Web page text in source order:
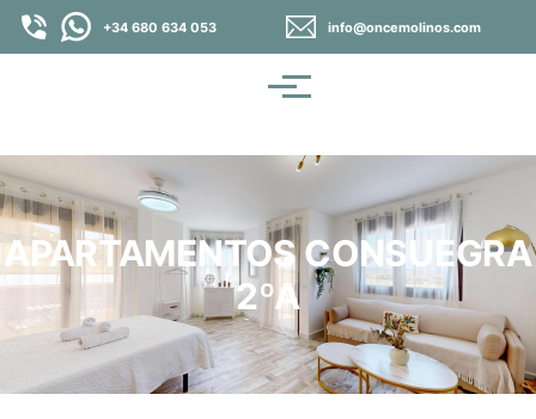
Pasar al contenido principal
+34 680 634 053 info@oncemolinos.com
Menú
APARTAMENTOS CONSUEGRA
2ºA